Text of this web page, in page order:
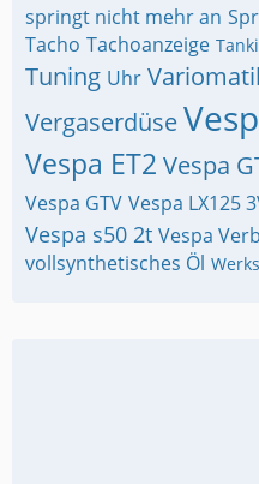
springt nicht mehr an
Tacho Tachoanzeige
Tuning Uhr
Vergaserdüse
Vespa ET2 Vespa
Vespa GTV Vespa LX125
Vespa s50 2t Vespa
vollsynthetisches Öl